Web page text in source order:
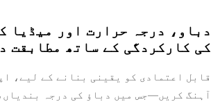
دباو، درجہ حرارت اور میڈیا
کی کارکردگی کے ساتھ مطابقت
قابل اعتمادی کو یقینی بنانے کے لیے،
آہنگ کریں—جس میں دباؤ کی درجہ